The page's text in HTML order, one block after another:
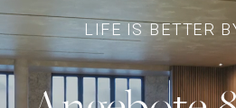
LIFE IS BETTER